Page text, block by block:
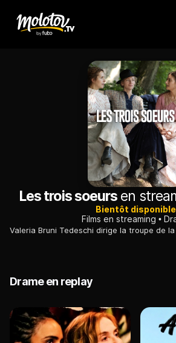
Les trois soeurs en
Bientôt disponible
Films en streaming
Drame en replay